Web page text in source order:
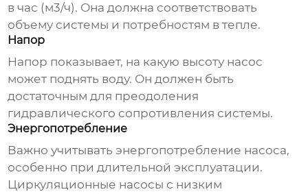
в час (м3/ч). Она должна соответствовать
объему системы и потребностям в тепле.
Напор
Напор показывает, на какую высоту насос
может поднять воду. Он должен быть
достаточным для преодоления
гидравлического сопротивления системы.
Энергопотребление
Важно учитывать энергопотребление насоса,
особенно при длительной эксплуатации.
Циркуляционные насосы с низким